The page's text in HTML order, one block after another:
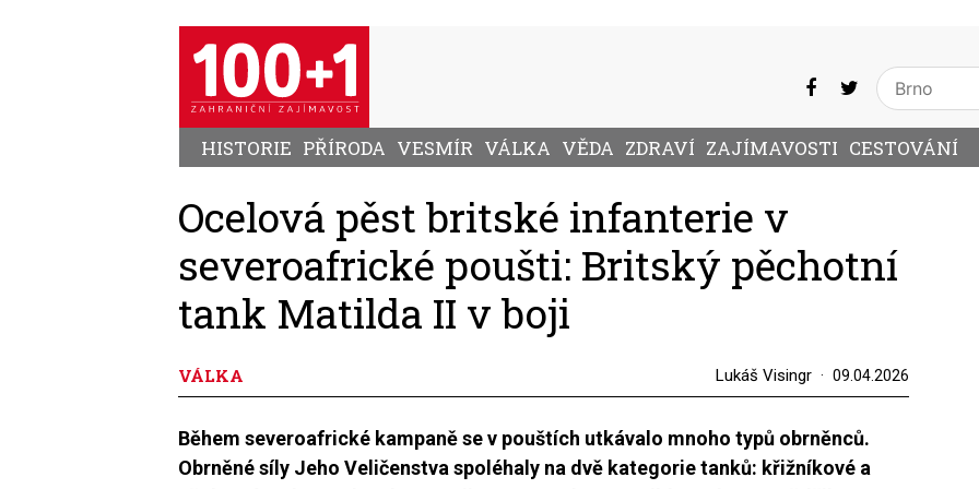
HISTORIE PŘÍRODA VESMÍR VÁLKA VĚDA ZDRAVÍ ZAJÍMAVOSTI CESTOVÁNÍ
Ocelová pěst britské infanterie v
severoafrické poušti: Britský pěchotní
tank Matilda II v boji
VÁLKA Lukáš Visingr 09.04.2026
Během severoafrické kampaně se v pouštích utkávalo mnoho typů obrněnců.
Obrněné síly Jeho Veličenstva spoléhaly na dvě kategorie tanků: křižníkové a